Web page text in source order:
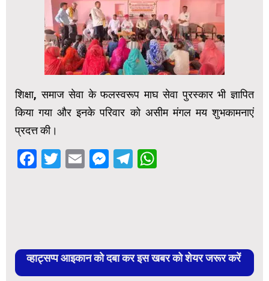
शिक्षा, समाज सेवा के फलस्वरूप माघ सेवा पुरस्कार भी ज्ञापित
किया गया और इनके परिवार को असीम मंगल मय शुभकामनाएं
प्रदत्त की।
Facebook
Twitter
EmailMessenger
Telegram
व्हाट्सप्प आइकान को दबा कर इस खबर को शेयर जरूर करें